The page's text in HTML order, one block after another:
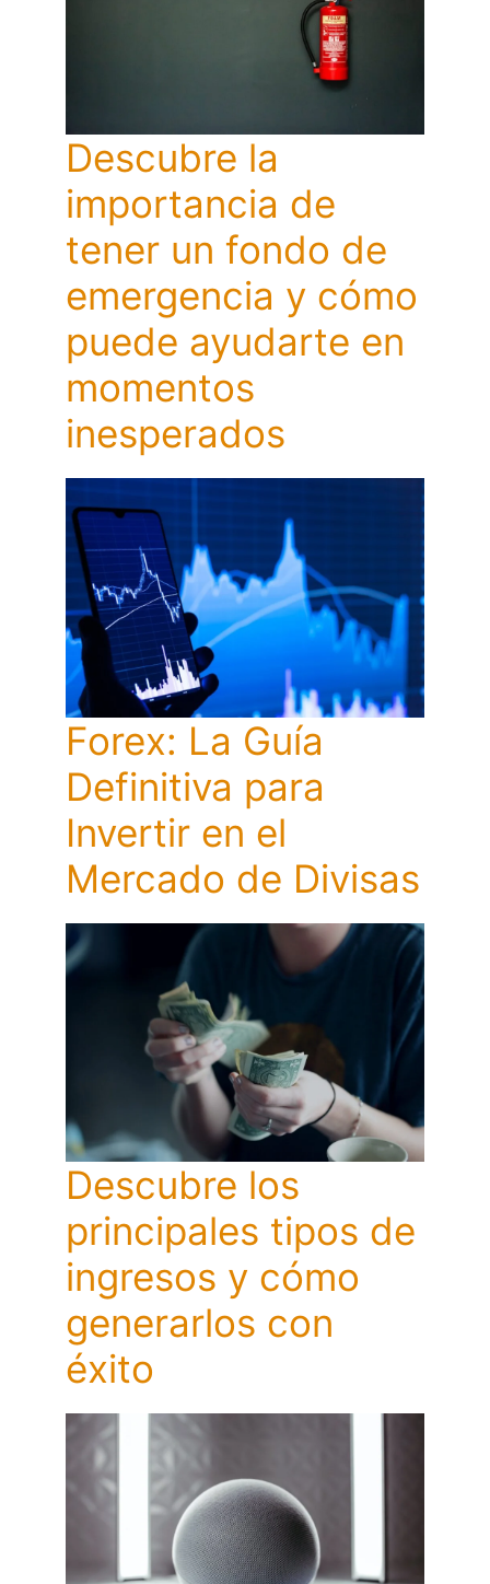
Descubre la
importancia de
tener un fondo de
emergencia y cómo
puede ayudarte en
momentos
inesperados
Forex: La Guía
Definitiva para
Invertir en el
Mercado de Divisas
Descubre los
principales tipos de
ingresos y cómo
generarlos con
éxito